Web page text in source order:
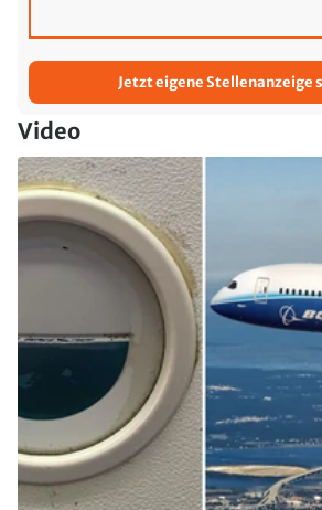
Jetzt eigene Stellenanzeige
Video